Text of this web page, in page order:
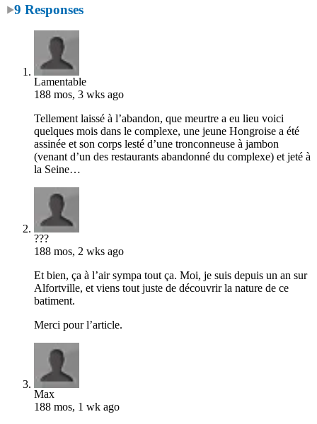
9 Responses
Lamentable
188 mos, 3 wks ago
Tellement laissé à l’abandon, que meurtre a eu lieu voici
quelques mois dans le complexe, une jeune Hongroise a été
assinée et son corps lesté d’une tronconneuse à jambon
(venant d’un des restaurants abandonné du complexe) et jeté à
la Seine…
???
188 mos, 2 wks ago
Et bien, ça à l’air sympa tout ça. Moi, je suis depuis un an sur
Alfortville, et viens tout juste de découvrir la nature de ce
batiment.
Merci pour l’article.
Max
188 mos, 1 wk ago